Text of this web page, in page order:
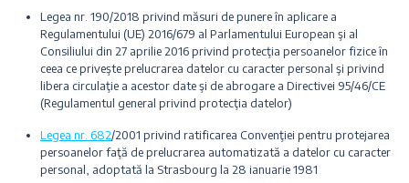
Legea nr. 190/2018 privind măsuri de punere în aplicare a
Regulamentului (UE) 2016/679 al Parlamentului European şi al
Consiliului din 27 aprilie 2016 privind protecţia persoanelor fizice în
ceea ce priveşte prelucrarea datelor cu caracter personal şi privind
libera circulaţie a acestor date şi de abrogare a Directivei 95/46/CE
(Regulamentul general privind protecţia datelor)
Legea nr. 682/2001 privind ratificarea Convenţiei pentru protejarea
persoanelor faţă de prelucrarea automatizată a datelor cu caracter
personal, adoptată la Strasbourg la 28 ianuarie 1981